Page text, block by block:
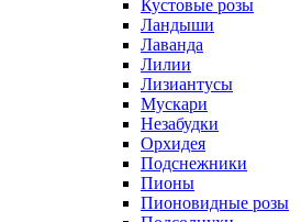
Кустовые розы
Ландыши
Лаванда
Лилии
Лизиантусы
Мускари
Незабудки
Орхидея
Подснежники
Пионы
Пионовидные розы